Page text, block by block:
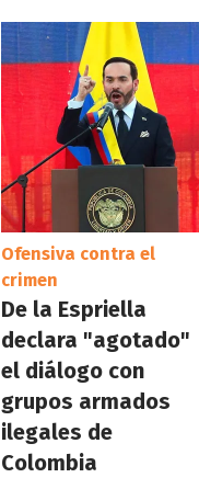
Ofensiva contra el
crimen
De la Espriella
declara "agotado"
el diálogo con
grupos armados
ilegales de
Colombia